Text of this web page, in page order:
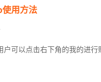
用方法
户可以点击右下角的我的进